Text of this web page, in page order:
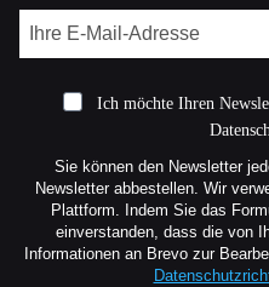
Ich möchte Ihren
Sie können den Newsletter
Newsletter abbestellen. Wir
Plattform. Indem Sie das
einverstanden, dass die von
Informationen an Brevo zur